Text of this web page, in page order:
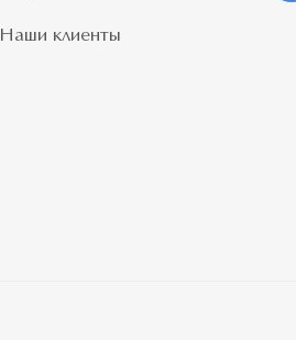
Наши клиенты